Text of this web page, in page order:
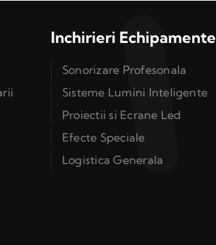
Inchirieri Echipamente
Sonorizare Profesonala
Sisteme Lumini Inteligente
Proiectii si Ecrane Led
Efecte Speciale
Logistica Generala